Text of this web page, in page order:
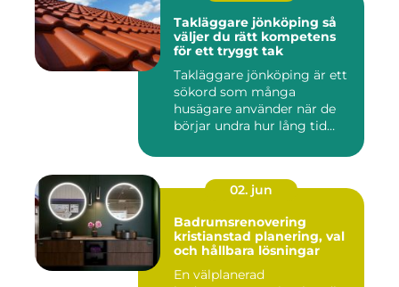
Takläggare jönköping så
väljer du rätt kompetens
för ett tryggt tak
Takläggare jönköping är ett
sökord som många
husägare använder när de
börjar undra hur lång tid
02. jun
Badrumsrenovering
kristianstad planering, val
och hållbara lösningar
En välplanerad